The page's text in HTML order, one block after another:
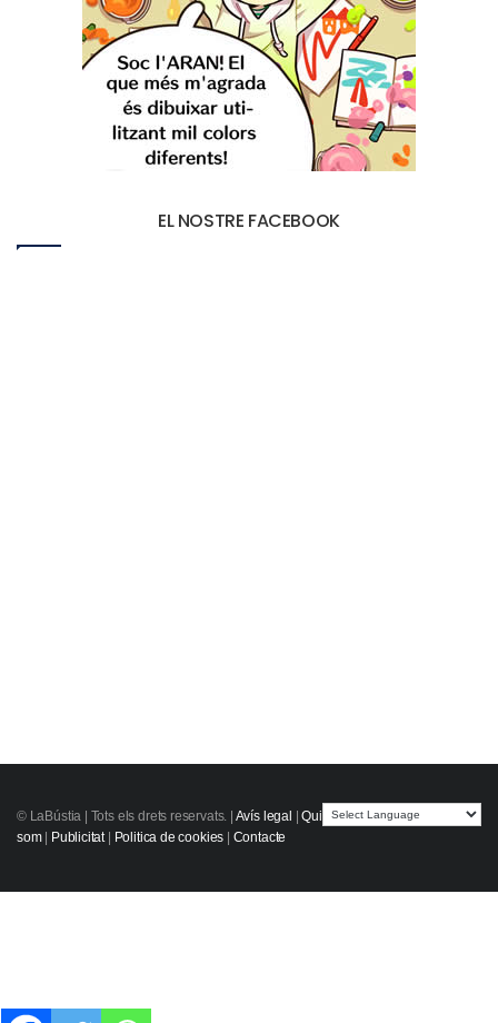
EL NOSTRE FACEBOOK
© LaBústia | Tots els drets reservats. Avís legal |Qui
som| Publicitat| Politica de cookies Contacte